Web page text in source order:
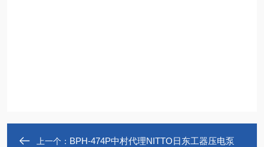
上一个： BPH-474P中村代理NITTO日东工器压电泵